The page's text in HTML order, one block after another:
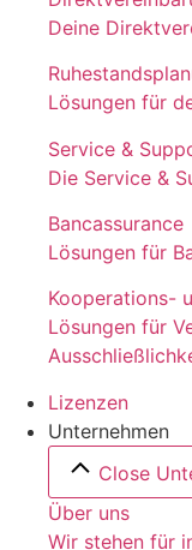
Deine
Lösungen für
Service &
Die Service &
Bancassurance
Lösungen für
Kooperations-
Lösungen für
Lizenzen
Unternehmen
Close
Über uns
Wir stehen für